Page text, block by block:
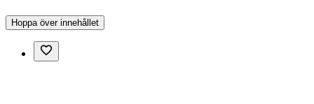
Hoppa över innehållet